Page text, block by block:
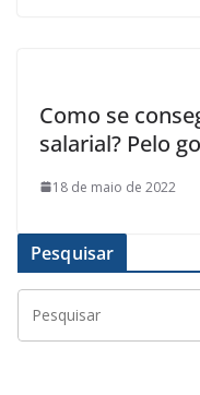
Como se
salarial? Pelo
18 de maio de 2022
Pesquisar